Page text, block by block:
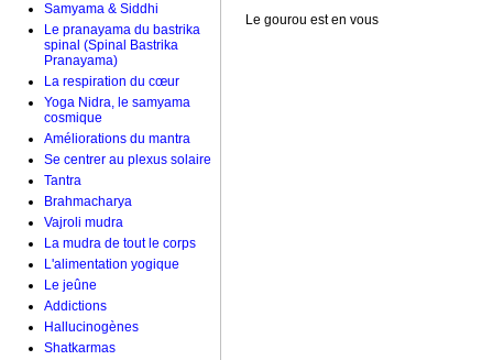
Samyama & Siddhi
Le pranayama du bastrika
spinal (Spinal Bastrika
Pranayama)
La respiration du cœur
Yoga Nidra, le samyama
cosmique
Améliorations du mantra
Se centrer au plexus solaire
Tantra
Brahmacharya
Vajroli mudra
La mudra de tout le corps
L'alimentation yogique
Le jeûne
Addictions
Hallucinogènes
Shatkarmas
Le gourou est en vous